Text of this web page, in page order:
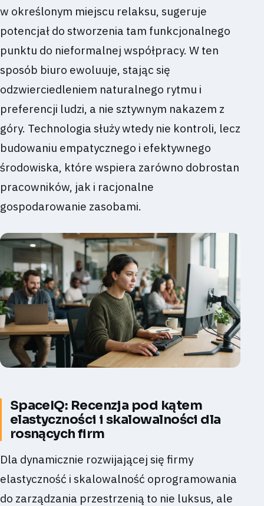
w określonym miejscu relaksu, sugeruje
potencjał do stworzenia tam funkcjonalnego
punktu do nieformalnej współpracy. W ten
sposób biuro ewoluuje, stając się
odzwierciedleniem naturalnego rytmu i
preferencji ludzi, a nie sztywnym nakazem z
góry. Technologia służy wtedy nie kontroli, lecz
budowaniu empatycznego i efektywnego
środowiska, które wspiera zarówno dobrostan
pracowników, jak i racjonalne
gospodarowanie zasobami.
SpaceIQ: Recenzja pod kątem
elastyczności i skalowalności dla
rosnących firm
Dla dynamicznie rozwijającej się firmy
elastyczność i skalowalność oprogramowania
do zarządzania przestrzenią to nie luksus, ale